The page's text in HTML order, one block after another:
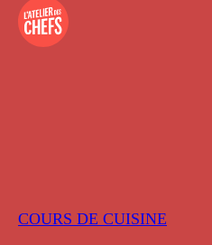
COURS DE CUISINE